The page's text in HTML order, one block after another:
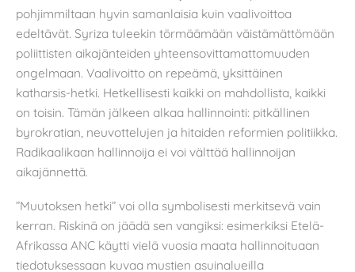
pohjimmiltaan hyvin samanlaisia kuin vaalivoittoa
edeltävät. Syriza tuleekin törmäämään väistämättömään
poliittisten aikajänteiden yhteensovittamattomuuden
ongelmaan. Vaalivoitto on repeämä, yksittäinen
katharsis-hetki. Hetkellisesti kaikki on mahdollista, kaikki
on toisin. Tämän jälkeen alkaa hallinnointi: pitkällinen
byrokratian, neuvottelujen ja hitaiden reformien politiikka.
Radikaalikaan hallinnoija ei voi välttää hallinnoijan
aikajännettä.
”Muutoksen hetki” voi olla symbolisesti merkitsevä vain
kerran. Riskinä on jäädä sen vangiksi: esimerkiksi Etelä-
Afrikassa ANC käytti vielä vuosia maata hallinnoituaan
tiedotuksessaan kuvaa mustien asuinalueilla